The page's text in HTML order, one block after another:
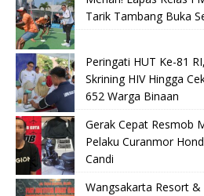
Tarik Tambang Buka
Peringati HUT Ke-81
Skrining HIV Hingga
652 Warga Binaan
Gerak Cepat Resmob
Pelaku Curanmor
Candi
Wangsakarta Resort